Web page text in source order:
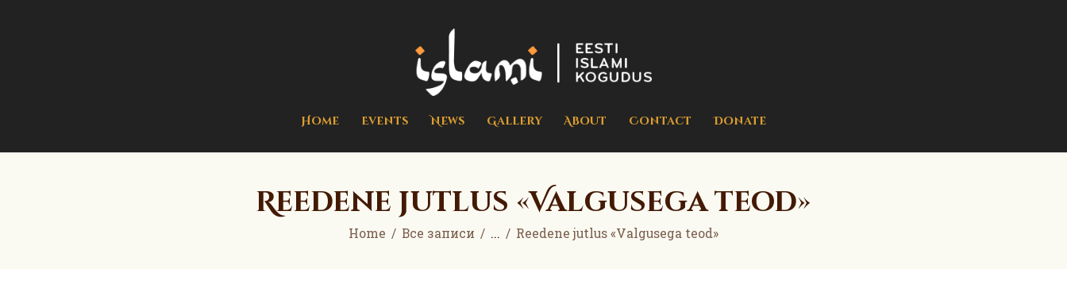
Home Events News Gallery About Contact Donate
Reedene jutlus «Valgusega teod»
Home Все записи ... Reedene jutlus «Valgusega teod»
islami.ee
Eesti Islami Kogudus
Events
News
Gallery
About
Contact
Donate